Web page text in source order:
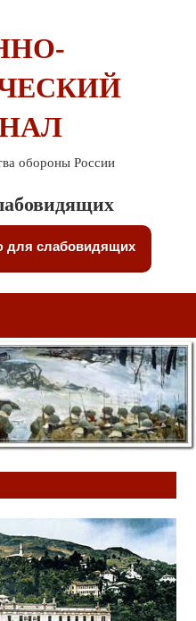
обороны России
слабовидящих